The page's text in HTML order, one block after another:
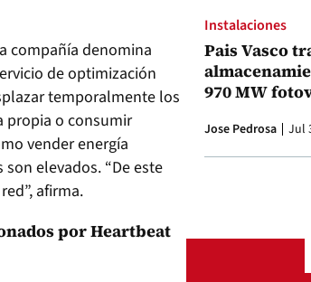
compañía denomina
de optimización
temporalmente los
propia o consumir
vender energía
elevados. “De este
afirma.
por Heartbeat
Instalaciones
Pais Vasco
970 MW
Jose Pedrosa Jul